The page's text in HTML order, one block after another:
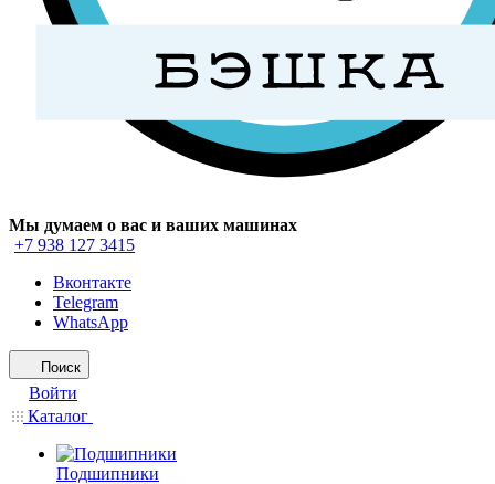
Мы думаем о вас и ваших машинах
+7 938 127 3415
Вконтакте
Telegram
WhatsApp
Поиск
Войти
Каталог
Подшипники